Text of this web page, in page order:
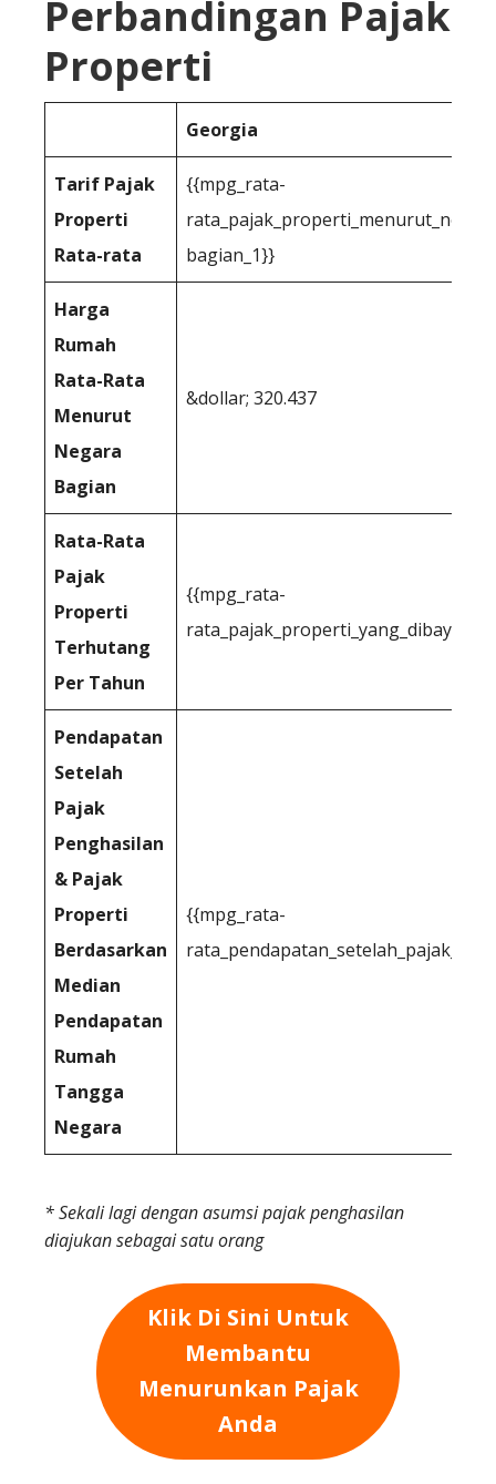
Perbandingan Pajak
Properti
Georgia
Tarif Pajak
Properti
Rata-rata
{{mpg_rata-
bagian_1}}
Harga
Rumah
Rata-Rata
Menurut
Negara
Bagian
&dollar; 320.437
Rata-Rata
Pajak
Properti
Terhutang
Per Tahun
{{mpg_rata-
Pendapatan
Setelah
Pajak
Penghasilan
& Pajak
Properti
Berdasarkan
Median
Pendapatan
Rumah
Tangga
Negara
{{mpg_rata-
* Sekali lagi dengan asumsi pajak penghasilan
diajukan sebagai satu orang
Klik Di Sini Untuk
Membantu
Menurunkan Pajak
Anda